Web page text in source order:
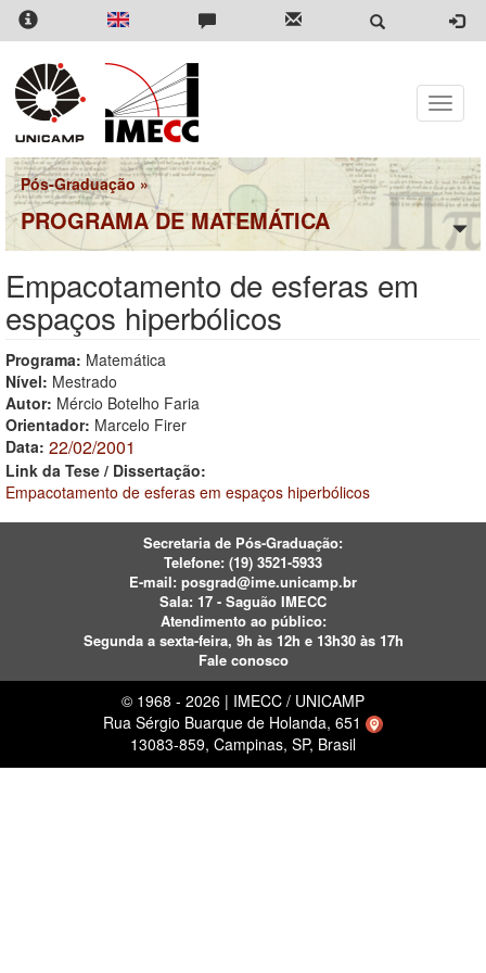
Pular
para
conteúdo
principal
Toggle
Pós-Graduação »
PROGRAMA DE MATEMÁTICA
Empacotamento de esferas em
espaços hiperbólicos
Programa: Matemática
Nível: Mestrado
Autor: Mércio Botelho Faria
Orientador: Marcelo Firer
Data: 22/02/2001
Link da Tese / Dissertação:
Empacotamento de esferas em espaços hiperbólicos
Secretaria de Pós-Graduação:
Telefone: (19) 3521-5933
E-mail: posgrad@ime.unicamp.br
Sala: 17 - Saguão IMECC
Atendimento ao público:
Segunda a sexta-feira, 9h às 12h e 13h30 às 17h
Fale conosco
© 1968 - 2026 | IMECC / UNICAMP
Rua Sérgio Buarque de Holanda, 651
13083-859, Campinas, SP, Brasil